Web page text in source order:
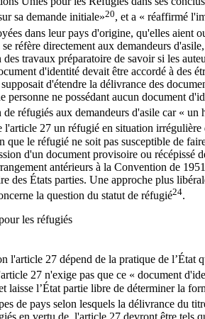
sa demande initiale»20, et a « réaffirmé
dans leur pays d'origine, qu'elles aient
réfère directement aux demandeurs
travaux préparatoire de savoir si les
d'identité devait être accordé à des
d'étendre la délivrance des
personne ne possédant aucun document
réfugiés aux demandeurs d'asile car «
l'article 27 un réfugié en situation
que le réfugié ne soit pas susceptible de
d'un document provisoire ou
antérieurs à la Convention de
des États parties. Une approche plus
la question du statut de réfugié24.
les réfugiés
l'article 27 dépend de la pratique de l’État
27 n'exige pas que ce « document
l’État partie libre de déterminer la
de pays selon lesquels la délivrance du
en vertu de l'article 27 devront être